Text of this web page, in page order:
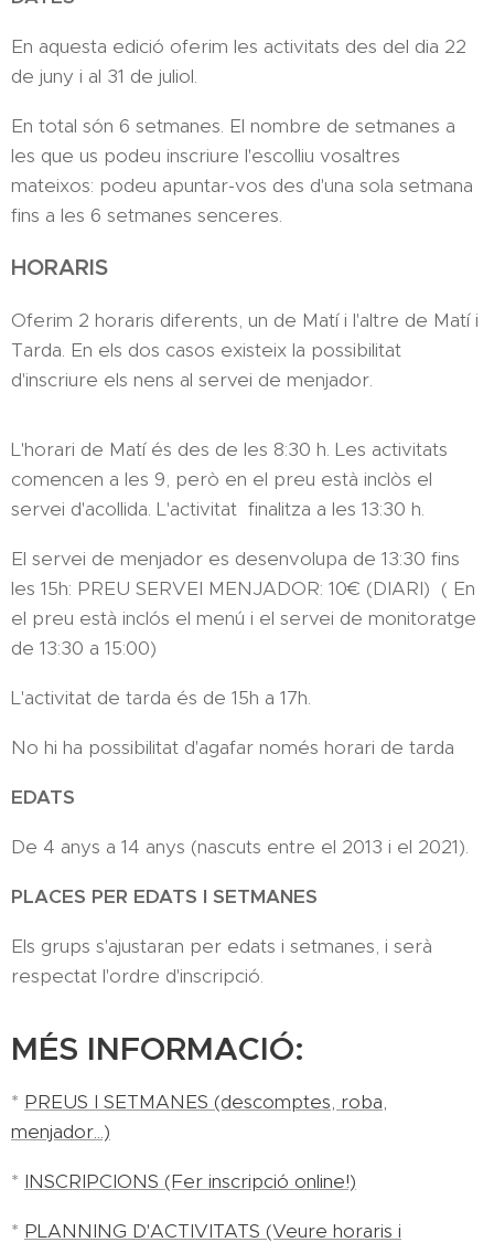
En aquesta edició oferim les activitats des del dia 22
de juny i al 31 de juliol.
En total són 6 setmanes. El nombre de setmanes a
les que us podeu inscriure l'escolliu vosaltres
mateixos: podeu apuntar-vos des d'una sola setmana
fins a les 6 setmanes senceres.
HORARIS
Oferim 2 horaris diferents, un de Matí i l'altre de Matí i
Tarda. En els dos casos existeix la possibilitat
d'inscriure els nens al servei de menjador.
L'horari de Matí és des de les 8:30 h. Les activitats
comencen a les 9, però en el preu està inclòs el
servei d'acollida. L'activitat finalitza a les 13:30 h.
El servei de menjador es desenvolupa de 13:30 fins
les 15h: PREU SERVEI MENJADOR: 10€ (DIARI) ( En
el preu està inclós el menú i el servei de monitoratge
de 13:30 a 15:00)
L'activitat de tarda és de 15h a 17h.
No hi ha possibilitat d'agafar només horari de tarda
EDATS
De 4 anys a 14 anys (nascuts entre el 2013 i el 2021).
PLACES PER EDATS I SETMANES
Els grups s'ajustaran per edats i setmanes, i serà
respectat l'ordre d'inscripció.
MÉS INFORMACIÓ:
* PREUS I SETMANES (descomptes, roba,
menjador...)
* INSCRIPCIONS (Fer inscripció online!)
* PLANNING D'ACTIVITATS (Veure horaris i